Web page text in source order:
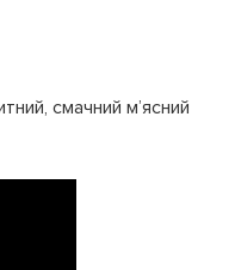
смачний м’ясний